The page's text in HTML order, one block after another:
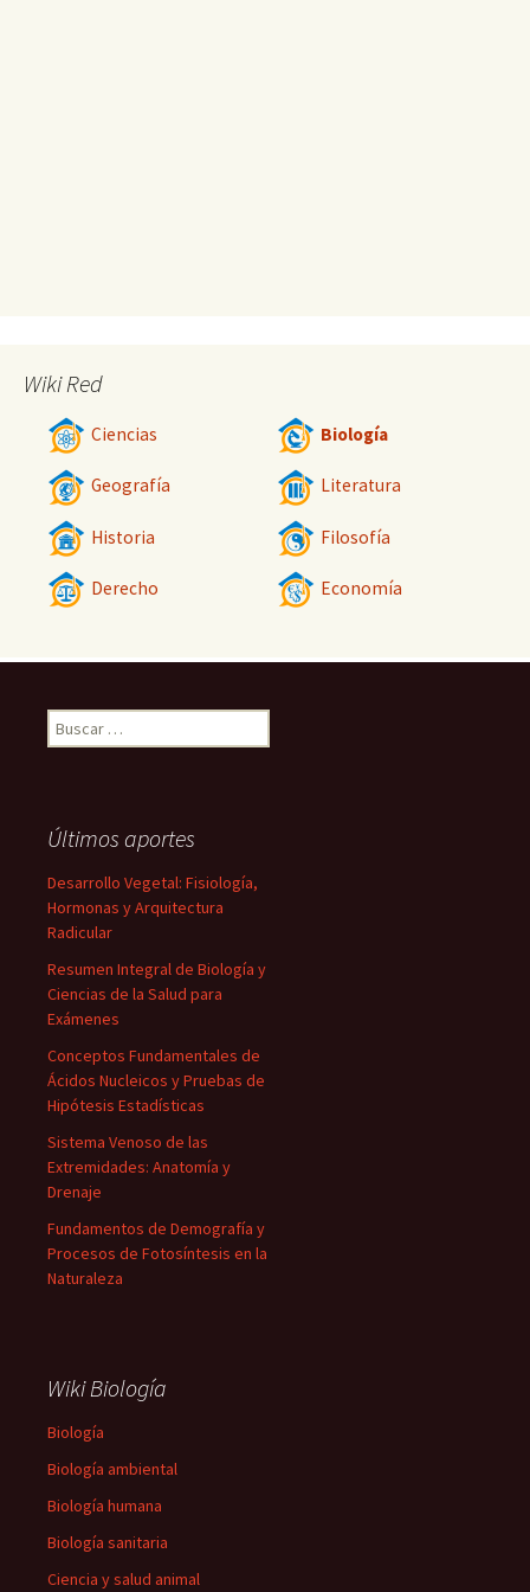
Wiki Red
Ciencias Biología
Geografía Literatura
Historia Filosofía
Derecho Economía
Buscar:
Últimos aportes
Desarrollo Vegetal: Fisiología,
Hormonas y Arquitectura
Radicular
Resumen Integral de Biología y
Ciencias de la Salud para
Exámenes
Conceptos Fundamentales de
Ácidos Nucleicos y Pruebas de
Hipótesis Estadísticas
Sistema Venoso de las
Extremidades: Anatomía y
Drenaje
Fundamentos de Demografía y
Procesos de Fotosíntesis en la
Naturaleza
Wiki Biología
Biología
Biología ambiental
Biología humana
Biología sanitaria
Ciencia y salud animal